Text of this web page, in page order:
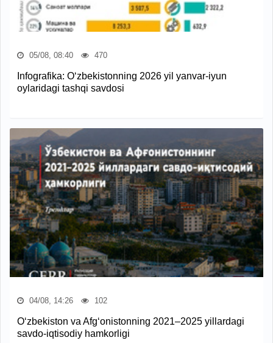
05/08, 08:40 470
Infografika: O‘zbekistonning 2026 yil yanvar-iyun
oylaridagi tashqi savdosi
04/08, 14:26 102
O‘zbekiston va Afg‘onistonning 2021–2025 yillardagi
savdo-iqtisodiy hamkorligi